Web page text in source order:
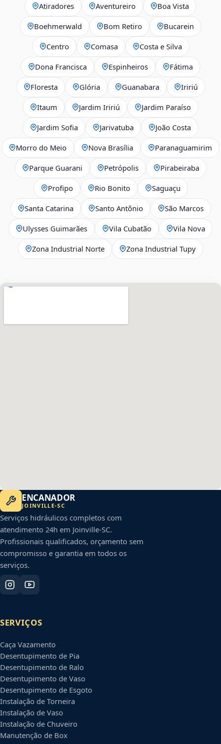
Atiradores Aventureiro Boa Vista
Boehmerwald Bom Retiro Bucarein
Centro Comasa Costa e Silva
Dona Francisca Espinheiros Fátima
Floresta Glória Guanabara Iririú
Itaum Jardim Iririú Jardim Paraíso
Jardim Sofia Jarivatuba João Costa
Morro do Meio Nova Brasília Paranaguamirim
Parque Guarani Petrópolis Pirabeiraba
Profipo Rio Bonito Saguaçu
Santa Catarina Santo Antônio São Marcos
Ulysses Guimarães Vila Cubatão Vila Nova
Zona Industrial Norte Zona Industrial Tupy
ENCANADOR
JOINVILLE-SC
Serviços hidráulicos completos com
atendimento 24h em Joinville-SC.
Profissionais qualificados, orçamento sem
compromisso e garantia em todos os
serviços.
SERVIÇOS
Caça Vazamento
Desentupimento de Pia
Desentupimento de Ralo
Desentupimento de Vaso
Desentupimento de Esgoto
Instalação de Torneira
Instalação de Vaso
Instalação de Chuveiro
Manutenção de Box